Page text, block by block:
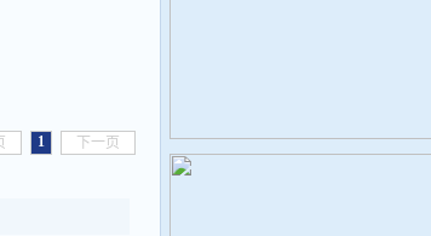
1 下一页